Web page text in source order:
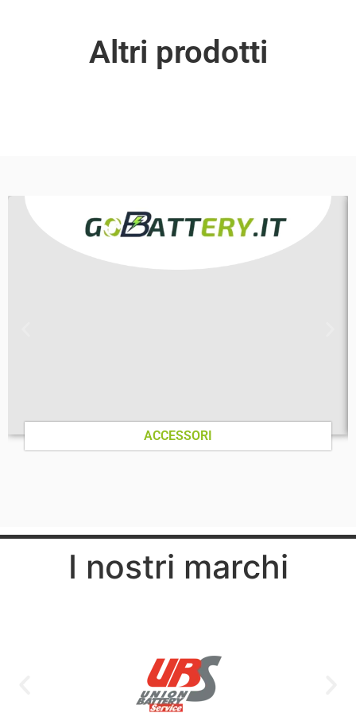
Altri prodotti
ACCESSORI
I nostri marchi